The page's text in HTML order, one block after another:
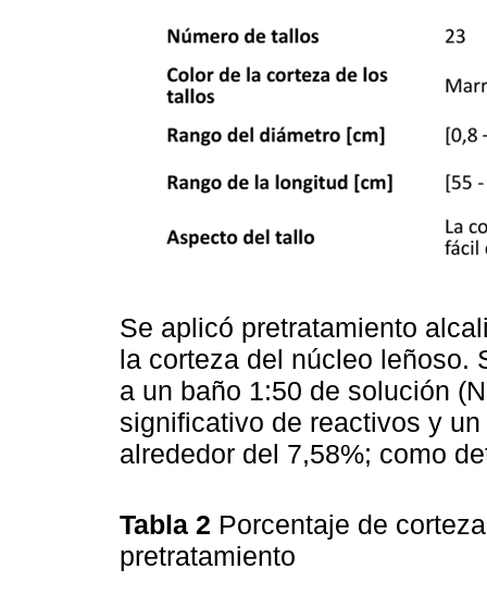
Se aplicó pretratamiento
la corteza del núcleo leñoso.
a un baño 1:50 de solución
significativo de reactivos y
alrededor del 7,58%; como
Tabla 2 Porcentaje de
pretratamiento